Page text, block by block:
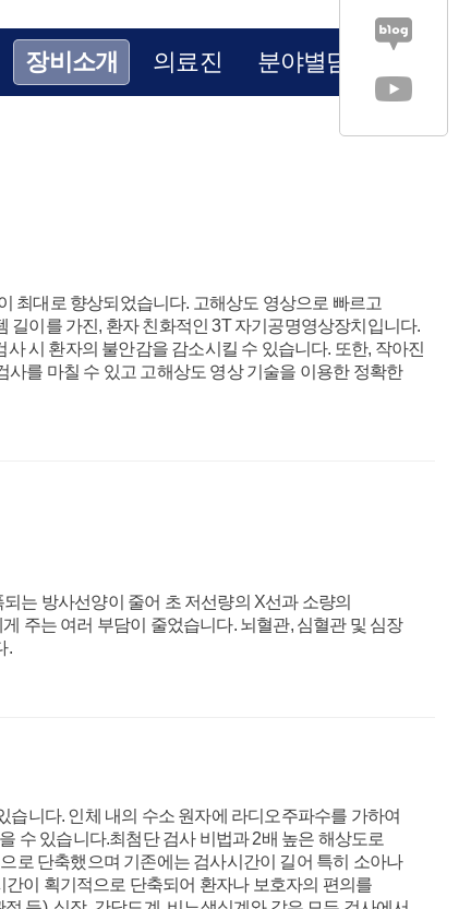
장비소개 의료진 분야별담당자
최대로 향상되었습니다. 고해상도 영상으로 빠르고
길이를 가진, 환자 친화적인 3T 자기공명영상장치입니다.
시 환자의 불안감을 감소시킬 수 있습니다. 또한, 작아진
를 마칠 수 있고 고해상도 영상 기술을 이용한 정확한
는 방사선양이 줄어 초 저선량의 X선과 소량의
주는 여러 부담이 줄었습니다. 뇌혈관, 심혈관 및 심장
.
니다. 인체 내의 수소 원자에 라디오주파수를 가하여
수 있습니다.최첨단 검사 비법과 2배 높은 해상도로
로 단축했으며 기존에는 검사시간이 길어 특히 소아나
이 획기적으로 단축되어 환자나 보호자의 편의를